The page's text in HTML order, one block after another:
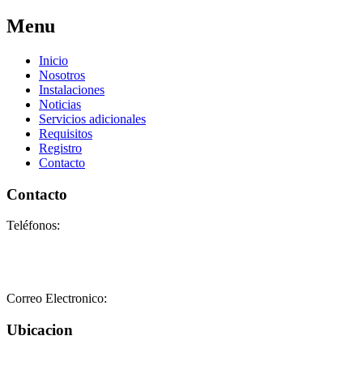
Menu
Inicio
Nosotros
Instalaciones
Noticias
Servicios adicionales
Requisitos
Registro
Contacto
Contacto
Teléfonos:
Correo Electronico:
Ubicacion